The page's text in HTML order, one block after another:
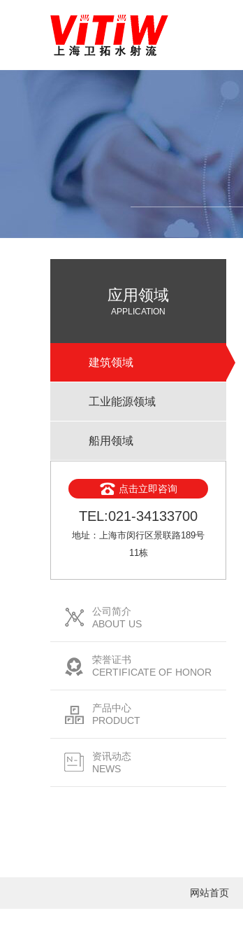
应用领域
APPLICATION
建筑领域
工业能源领域
船用领域
点击立即咨询
TEL:021-34133700
地址：上海市闵行区景联路189号
11栋
公司简介
ABOUT US
荣誉证书
CERTIFICATE OF HONOR
产品中心
PRODUCT
资讯动态
NEWS
网站首页